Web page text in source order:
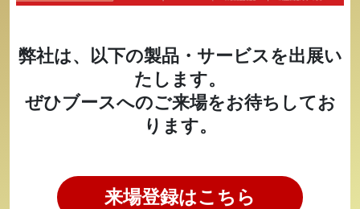
弊社は、以下の製品・サービスを出展い
たします。
ぜひブースへのご来場をお待ちしてお
ります。
来場登録はこちら